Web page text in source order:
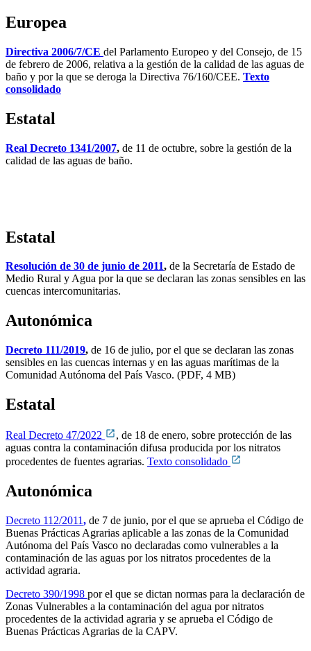
Europea
Directiva 2006/7/CE del Parlamento Europeo y del Consejo, de 15
de febrero de 2006, relativa a la gestión de la calidad de las aguas de
baño y por la que se deroga la Directiva 76/160/CEE. Texto
consolidado
Estatal
Real Decreto 1341/2007, de 11 de octubre, sobre la gestión de la
calidad de las aguas de baño.
Estatal
Resolución de 30 de junio de 2011, de la Secretaría de Estado de
Medio Rural y Agua por la que se declaran las zonas sensibles en las
cuencas intercomunitarias.
Autonómica
Decreto 111/2019, de 16 de julio, por el que se declaran las zonas
sensibles en las cuencas internas y en las aguas marítimas de la
Comunidad Autónoma del País Vasco. (PDF, 4 MB)
Estatal
Real Decreto 47/2022
, de 18 de enero, sobre protección de las
aguas contra la contaminación difusa producida por los nitratos
procedentes de fuentes agrarias. Texto consolidado
Autonómica
Decreto 112/2011, de 7 de junio, por el que se aprueba el Código de
Buenas Prácticas Agrarias aplicable a las zonas de la Comunidad
Autónoma del País Vasco no declaradas como vulnerables a la
contaminación de las aguas por los nitratos procedentes de la
actividad agraria.
Decreto 390/1998 por el que se dictan normas para la declaración de
Zonas Vulnerables a la contaminación del agua por nitratos
procedentes de la actividad agraria y se aprueba el Código de
Buenas Prácticas Agrarias de la CAPV.